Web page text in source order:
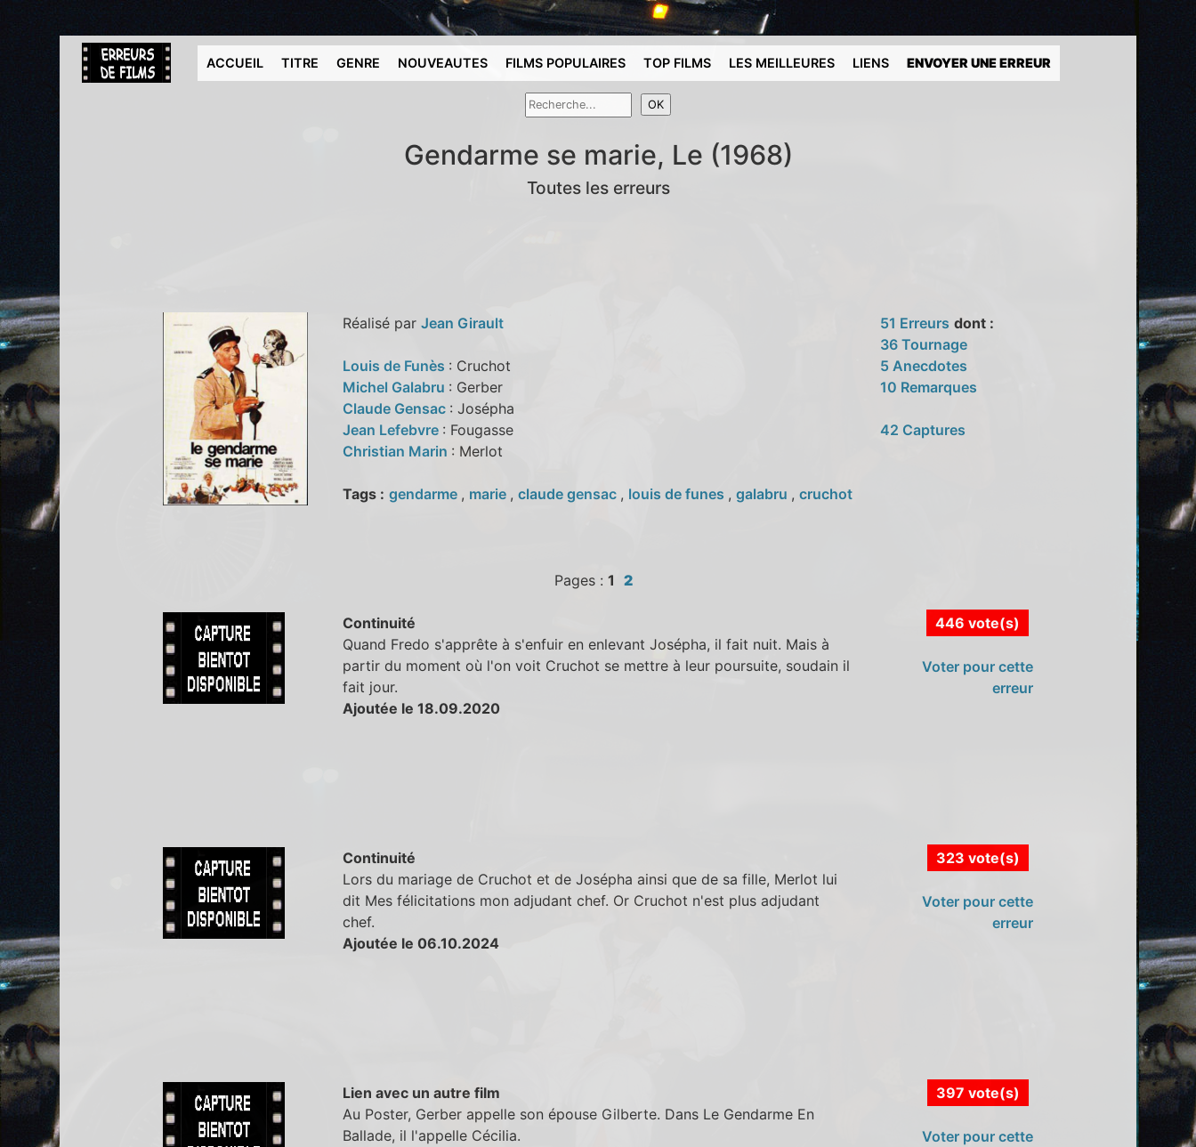
ACCUEIL TITRE GENRE NOUVEAUTES FILMS POPULAIRES TOP FILMS LES MEILLEURES LIENS ENVOYER UNE ERREUR
Gendarme se marie, Le (1968)
Toutes les erreurs
Réalisé par Jean Girault
Louis de Funès : Cruchot
Michel Galabru : Gerber
Claude Gensac : Josépha
Jean Lefebvre : Fougasse
Christian Marin : Merlot
Tags : gendarme , marie , claude gensac , louis de funes , galabru , cruchot
51 Erreurs dont :
36 Tournage
5 Anecdotes
10 Remarques
42 Captures
Pages : 1 2
Continuité
Quand Fredo s'apprête à s'enfuir en enlevant Josépha, il fait nuit. Mais à
partir du moment où l'on voit Cruchot se mettre à leur poursuite, soudain il
fait jour.
Ajoutée le 18.09.2020
446 vote(s)
Voter pour cette
erreur
Continuité
Lors du mariage de Cruchot et de Josépha ainsi que de sa fille, Merlot lui
dit Mes félicitations mon adjudant chef. Or Cruchot n'est plus adjudant
chef.
Ajoutée le 06.10.2024
323 vote(s)
Voter pour cette
erreur
Lien avec un autre film
Au Poster, Gerber appelle son épouse Gilberte. Dans Le Gendarme En
Ballade, il l'appelle Cécilia.
397 vote(s)
Voter pour cette